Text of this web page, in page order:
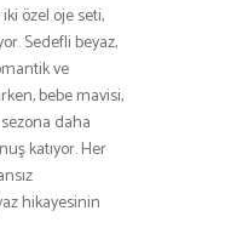
özel oje seti,
Sedefli beyaz,
ve
bebe mavisi,
daha
katıyor. Her
hikayesinin